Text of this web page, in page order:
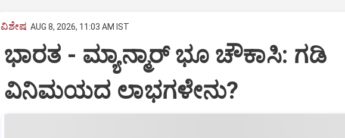
ವಿಶೇಷ AUG 8, 2026, 11:03 AM IST
ಭಾರತ -‌ ಮ್ಯಾನ್ಮಾರ್ ಭೂ ಚೌಕಾಸಿ: ಗಡಿ
ವಿನಿಮಯದ ಲಾಭಗಳೇನು?